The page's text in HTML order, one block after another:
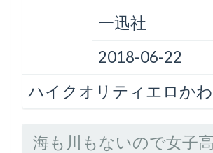
一迅社
2018-06-22
ハイクオリティエロか
海も川もないので女子